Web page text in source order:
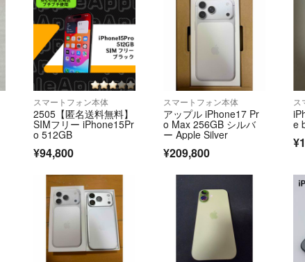
スマートフォン本体
2505【匿名送料無料】
SIMフリー iPhone15Pr
o 512GB
¥94,800
スマートフォン本体
アップル iPhone17 Pr
o Max 256GB シルバ
ー Apple Silver
¥209,800
ス
e